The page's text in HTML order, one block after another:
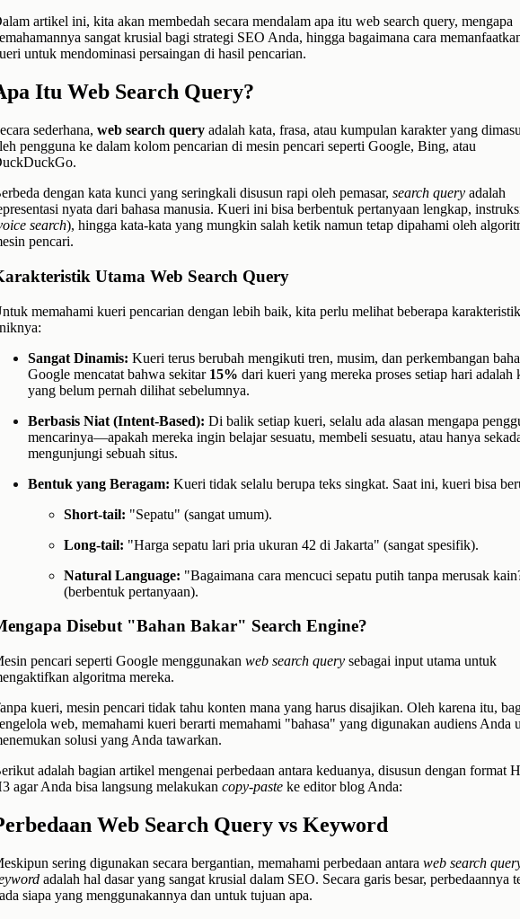
artikel ini, kita akan membedah secara mendalam apa itu web search query, mengapa
sangat krusial bagi strategi SEO Anda, hingga bagaimana cara
untuk mendominasi persaingan di hasil pencarian.
Itu Web Search Query?
sederhana, web search queryadalah kata, frasa, atau kumpulan karakter yang
pengguna ke dalam kolom pencarian di mesin pencari seperti Google, Bing, atau
dengan kata kunci yang seringkali disusun rapi oleh pemasar, search queryadalah
nyata dari bahasa manusia. Kueri ini bisa berbentuk pertanyaan lengkap,
search), hingga kata-kata yang mungkin salah ketik namun tetap dipahami oleh
pencari.
Utama Web Search Query
memahami kueri pencarian dengan lebih baik, kita perlu melihat beberapa karakteristik
Sangat Dinamis: Kueri terus berubah mengikuti tren, musim, dan perkembangan
Google mencatat bahwa sekitar 15% dari kueri yang mereka proses setiap hari adalah
yang belum pernah dilihat sebelumnya.
Berbasis Niat (Intent-Based): Di balik setiap kueri, selalu ada alasan mengapa
mencarinya—apakah mereka ingin belajar sesuatu, membeli sesuatu, atau hanya
mengunjungi sebuah situs.
Bentuk yang Beragam: Kueri tidak selalu berupa teks singkat. Saat ini, kueri bisa
Short-tail: "Sepatu" (sangat umum).
Long-tail: "Harga sepatu lari pria ukuran 42 di Jakarta" (sangat spesifik).
Natural Language: "Bagaimana cara mencuci sepatu putih tanpa merusak
(berbentuk pertanyaan).
Disebut "Bahan Bakar" Search Engine?
pencari seperti Google menggunakan web search querysebagai input utama untuk
algoritma mereka.
kueri, mesin pencari tidak tahu konten mana yang harus disajikan. Oleh karena itu,
web, memahami kueri berarti memahami "bahasa" yang digunakan audiens Anda
solusi yang Anda tawarkan.
adalah bagian artikel mengenai perbedaan antara keduanya, disusun dengan format
agar Anda bisa langsung melakukan copy-pasteke editor blog Anda:
Web Search Query vs Keyword
sering digunakan secara bergantian, memahami perbedaan antara web search
adalah hal dasar yang sangat krusial dalam SEO. Secara garis besar, perbedaannya
siapa yang menggunakannya dan untuk tujuan apa.